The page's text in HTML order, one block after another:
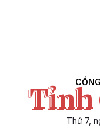
Tỉnh
Thứ 7,